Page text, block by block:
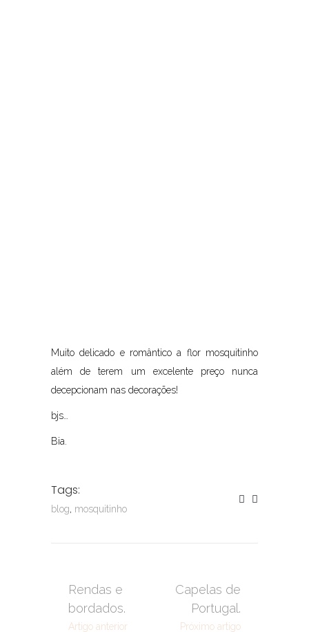
Muito delicado e romântico a flor mosquitinho
além de terem um excelente preço nunca
decepcionam nas decorações!
bjs…
Bia.
Tags:
blog, mosquitinho
Rendas e
bordados.
Artigo anterior
Capelas de
Portugal.
Próximo artigo